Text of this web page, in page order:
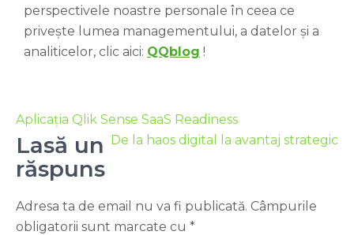
perspectivele noastre personale în ceea ce
privește lumea managementului, a datelor și a
analiticelor, clic aici: QQblog !
Aplicația Qlik Sense SaaS Readiness
De la haos digital la avantaj strategic
Lasă un
răspuns
Adresa ta de email nu va fi publicată. Câmpurile
obligatorii sunt marcate cu *